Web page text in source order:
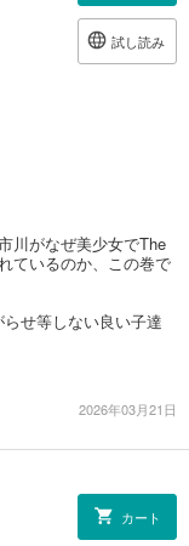
試し読み
川がなぜ美少女でThe
ているのか、この巻で
せ等しない良い子達
2026年03月21日
カート